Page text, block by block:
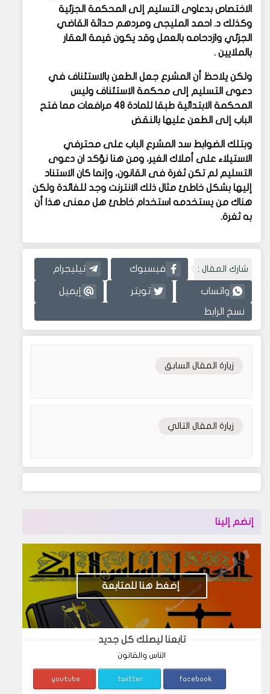
الاختصاص بدعاوى التسليم إلى المحكمة الجزئية
وكذلك د. احمد المليجى ومردهم حداثة القاضي
الجزئي وازدحامه بالعمل وقد يكون قيمة العقار
بالملايين .
ولكن يلاحظ أن المشرع جعل الطعن بالاستئناف في
دعوى التسليم إلى محكمة الاستئناف وليس
المحكمة الابتدائية طبقا للمادة 48 مرافعات مما فتح
الباب إلى الطعن عليها بالنقض
وبتلك الضوابط سد المشرع الباب على محترفي
الاستيلاء على أملاك الغير، ومن هنا نؤكد ان دعوى
التسليم لم تكن ثغرة فى القانون، وإنما كان الاستناد
إليها بشكل خاطئ مثال ذلك الانترنت وجد للفائدة ولكن
هناك من يستخدمه استخدام خاطئ هل معنى هذا أن
به ثغرة.
شارك المقال : فيسبوك تيليجرام
واتساب تويتر إيميل
نسخ الرابط
زيارة المقال السابق
زيارة المقال التالي
إنضم إلينا
إضغط هنا للمتابعة
تابعنا ليصلك كل جديد
الناس والقانون
facebook
twitter
youtube